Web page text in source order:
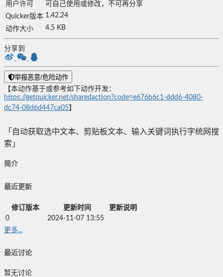
用户许可
可自己使用或修改，不可再分享
Quicker版本 1.42.24
动作大小
4.5 KB
分享到
举报恶意/危险动作
【本动作基于或参考如下动作开发：
https://getquicker.net/sharedaction?code=e676b6c1-ddd6-4080-
dc74-08d6d447ca05】
「自动获取选中文本、剪贴板文本、输入关键词执行字统网搜
索」
简介
最近更新
修订版本 更新时间
更新说明
0
2024-11-07 13:55
更多...
最近讨论
暂无讨论